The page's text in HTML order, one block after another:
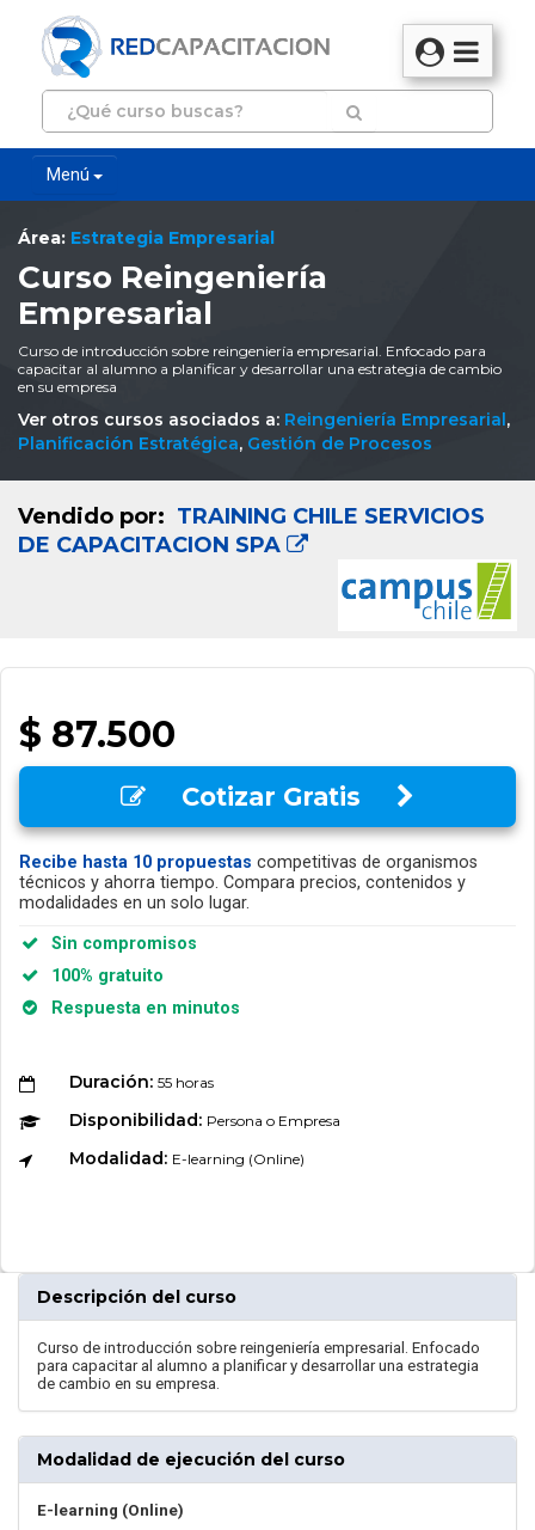
Menú
Área: Estrategia Empresarial
Curso Reingeniería
Empresarial
Curso de introducción sobre reingeniería empresarial. Enfocado para
capacitar al alumno a planificar y desarrollar una estrategia de cambio
en su empresa
Ver otros cursos asociados a: Reingeniería Empresarial,
Planificación Estratégica, Gestión de Procesos
Vendido por: TRAINING CHILE SERVICIOS
DE CAPACITACION SPA
$ 87.500
Cotizar Gratis
Recibe hasta 10 propuestas competitivas de organismos
técnicos y ahorra tiempo. Compara precios, contenidos y
modalidades en un solo lugar.
Sin compromisos
100% gratuito
Respuesta en minutos
Duración: 55 horas
Disponibilidad: Persona o Empresa
Modalidad: E-learning (Online)
Descripción del curso
Curso de introducción sobre reingeniería empresarial. Enfocado
para capacitar al alumno a planificar y desarrollar una estrategia
de cambio en su empresa.
Modalidad de ejecución del curso
E-learning (Online)